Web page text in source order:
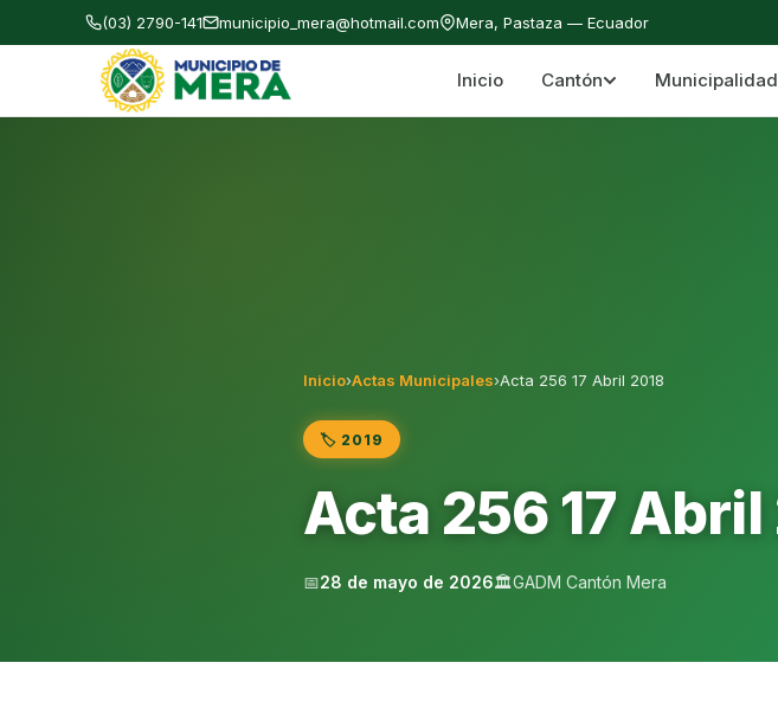
(03) 2790-141 municipio_mera@hotmail.com Mera, Pastaza — Ecuador
Gobierno Autónomo Descentralizado Municipal del Cantón Mera Cantón
Inicio Cantón Municipalidad
Inicio›Actas Municipales›Acta 256 17 Abril 2018
🏷️ 2019
Acta 256 17 Abril
📅28 de mayo de 2026🏛️GADM Cantón Mera